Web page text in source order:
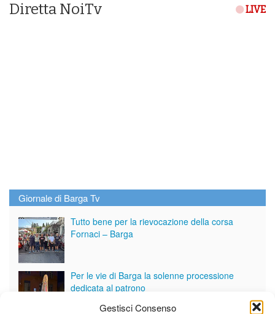
Gestisci Consenso
Diretta NoiTv LIVE
Giornale di Barga Tv
Tutto bene per la rievocazione della corsa
Fornaci – Barga
Per le vie di Barga la solenne processione
dedicata al patrono